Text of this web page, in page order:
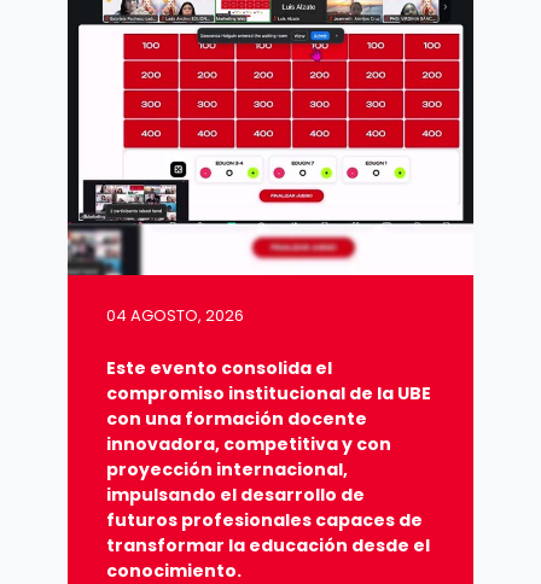
04 AGOSTO, 2026
Este evento consolida el
compromiso institucional de la UBE
con una formación docente
innovadora, competitiva y con
proyección internacional,
impulsando el desarrollo de
futuros profesionales capaces de
transformar la educación desde el
conocimiento.